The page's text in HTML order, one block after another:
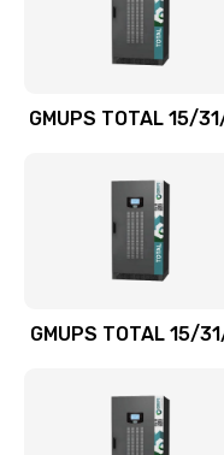
GMUPS TOTAL 15/
GMUPS TOTAL 15/